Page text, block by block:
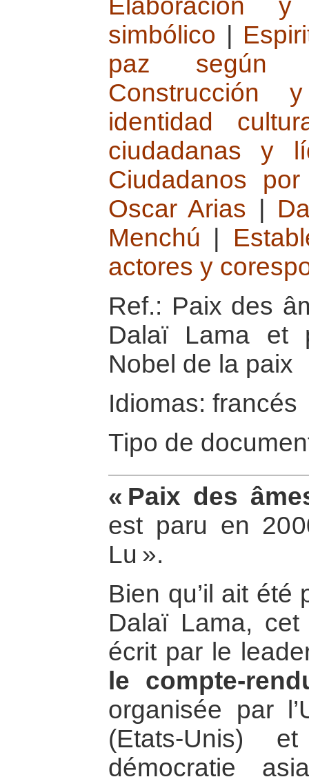
Elaboración
simbólico
paz según
Construcción
identidad
ciudadanas y
Ciudadanos
Oscar Arias
Menchú
actores y
Ref.: Paix des
Dalaï Lama et
Nobel de la paix
Idiomas: francés
Tipo de
« Paix des
est paru en
Lu ».
Bien qu’il ait
Dalaï Lama,
écrit par le
le compte-
organisée par
(Etats-Unis)
démocratie